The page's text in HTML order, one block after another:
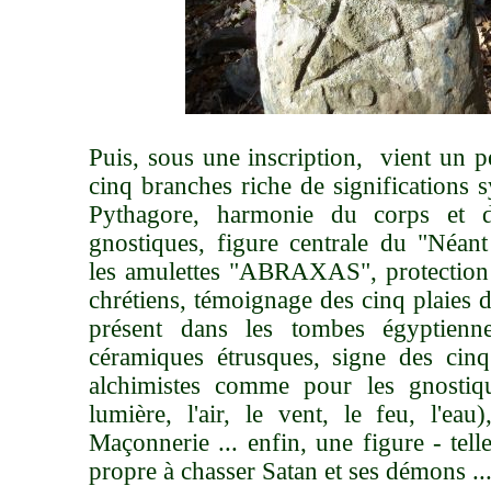
Puis, sous une inscription, vient un
cinq branches riche de significations
Pythagore, harmonie du corps et
gnostiques, figure centrale du
les amulettes "ABRAXAS",
chrétiens, témoignage des cinq plaies
présent dans les tombes
céramiques étrusques, signe des
alchimistes comme pour les
lumière, l'air, le vent, le feu,
Maçonnerie ... enfin, une figure -
propre à chasser Satan et ses démons ...